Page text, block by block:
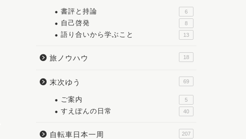
書評と持論 6
自己啓発 8
語り合いから学ぶこと 13
旅ノウハウ 18
末次ゆう 69
ご案内 5
すえぽんの日常 40
自転車日本一周 207